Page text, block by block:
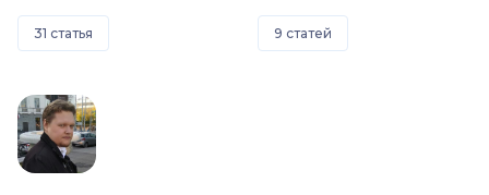
31 статья 9 статей